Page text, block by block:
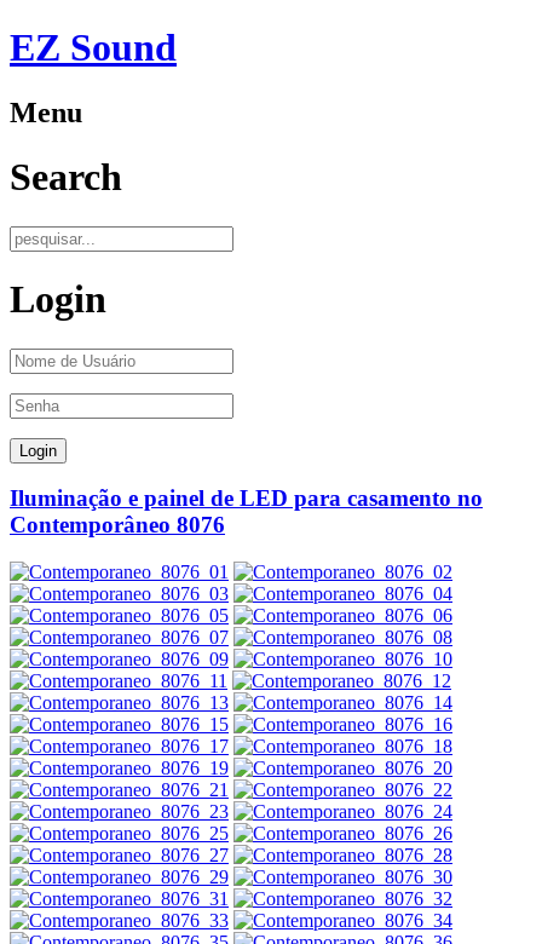
EZ Sound
Menu
Search
Login
Iluminação e painel de LED para casamento no
Contemporâneo 8076